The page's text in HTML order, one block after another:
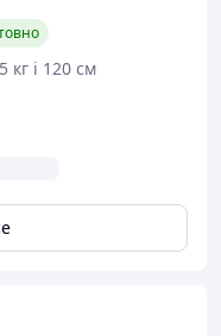
кг і 120 см